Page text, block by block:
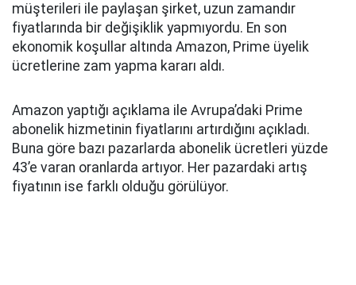
müşterileri ile paylaşan şirket, uzun zamandır
fiyatlarında bir değişiklik yapmıyordu. En son
ekonomik koşullar altında Amazon, Prime üyelik
ücretlerine zam yapma kararı aldı.
Amazon yaptığı açıklama ile Avrupa’daki Prime
abonelik hizmetinin fiyatlarını artırdığını açıkladı.
Buna göre bazı pazarlarda abonelik ücretleri yüzde
43’e varan oranlarda artıyor. Her pazardaki artış
fiyatının ise farklı olduğu görülüyor.